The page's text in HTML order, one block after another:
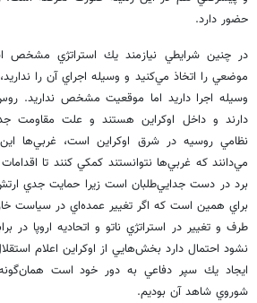
حضور دارد.
در چنين شرايطي نيازمند يك استراتژي
موضعي را اتخاذ مي‌كنيد و وسيله اجراي آن را
وسيله اجرا داريد اما موقعيت مشخص نداريد.
دارند و داخل اوكراين هستند و علت مقاومت
نظامي روسيه در شرق اوكراين است، غربي‌‌ها
مي‌دانند كه غربي‌ها نتوانستند كمكي كنند تا
برد در دست جدايي‌طلبان است زيرا حمايت جدي
براي همين است كه اگر تغيير عمده‌اي در سياست
طرف و تغيير در استراتژي ناتو و اتحاديه اروپا در
نشود احتمال دارد بخش‌هايي از اوكراين اعلام
ايجاد يك سپر دفاعي به دور خود است
شوروي شاهد آن بوديم.